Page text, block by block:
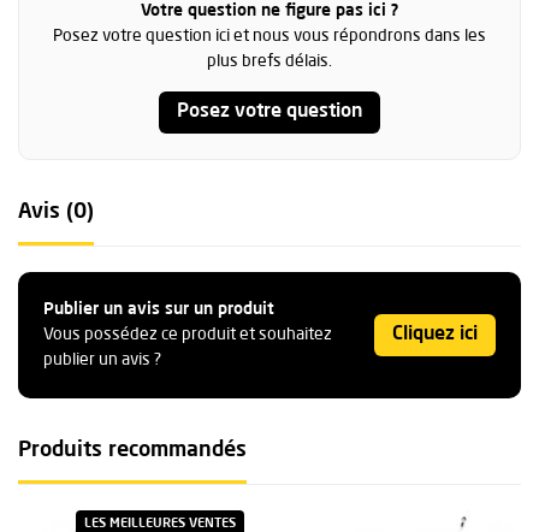
Votre question ne figure pas ici ?
Posez votre question ici et nous vous répondrons dans les
plus brefs délais.
Posez votre question
Avis (0)
Publier un avis sur un produit
Vous possédez ce produit et souhaitez
publier un avis ?
Cliquez ici
Produits recommandés
LES MEILLEURES VENTES